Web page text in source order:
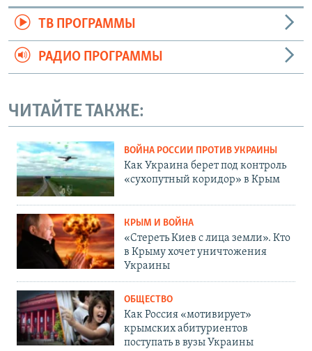
ТВ ПРОГРАММЫ
РАДИО ПРОГРАММЫ
ЧИТАЙТЕ ТАКЖЕ:
ВОЙНА РОССИИ ПРОТИВ УКРАИНЫ
Как Украина берет под контроль
«сухопутный коридор» в Крым
КРЫМ И ВОЙНА
«Стереть Киев с лица земли». Кто
в Крыму хочет уничтожения
Украины
ОБЩЕСТВО
Как Россия «мотивирует»
крымских абитуриентов
поступать в вузы Украины